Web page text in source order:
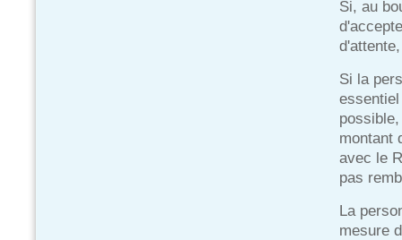
Si, au
Si la
montant
avec le
pas
La
mesure